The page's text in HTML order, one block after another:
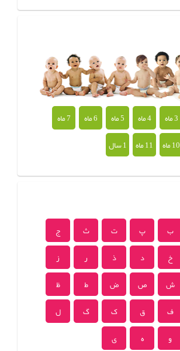
3 ماه 4 ماه 5 ماه 6 ماه
7 ماه
10 ماه 11 ماه 1 سال
ب پ ت ث
ج
خ د ذ ر
ز
ش ص ض ط
ظ
ف ق ک گ
ل
و ه ی